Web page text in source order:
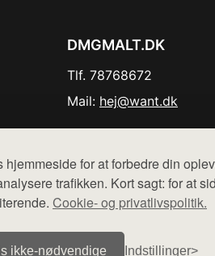
for at forbedre din
trafikken. Kort sagt: for at
Cookie- og privatlivspolitik.
ikke‑nødvendige Indstillinger
DMGMALT.DK
Tlf. 78768672
Mail: hej@want.dk
ikke varer fra denne side - vi